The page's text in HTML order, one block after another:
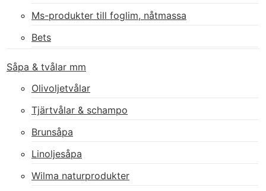
Ms-produkter till foglim, nåtmassa
Bets
Såpa & tvålar mm
Olivoljetvålar
Tjärtvålar & schampo
Brunsåpa
Linoljesåpa
Wilma naturprodukter